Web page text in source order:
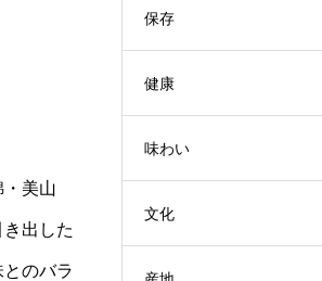
美山
出した
のバラ
保存
健康
味わい
文化